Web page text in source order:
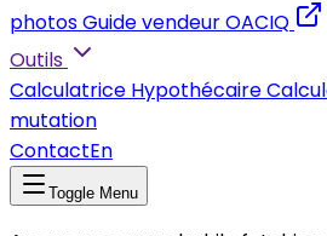
photosGuide vendeur OACIQ
Outils
Calculatrice Hypothécaire
mutation
ContactEn
Toggle Menu